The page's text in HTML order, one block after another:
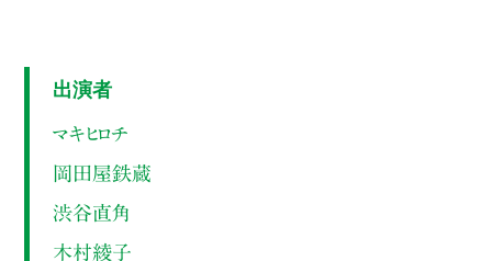
出演者
マキヒロチ
岡田屋鉄蔵
渋谷直角
木村綾子